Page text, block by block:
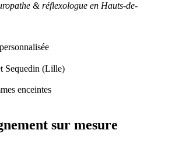
& réflexologue en Hauts-de-
Sequedin (Lille)
enceintes
sur mesure